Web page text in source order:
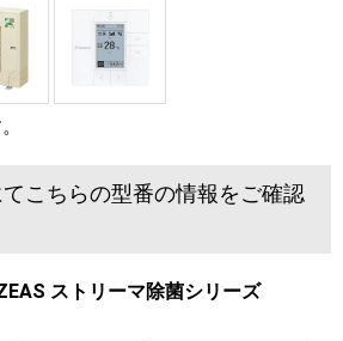
こちらの型番の情報をご確認
ストリーマ除菌シリーズ